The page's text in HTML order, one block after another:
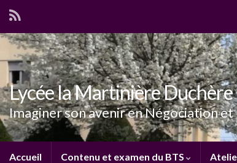
Lycée la Martinière Duchère
Imaginer son avenir en Négociation
Accueil Contenu et examen du BTS